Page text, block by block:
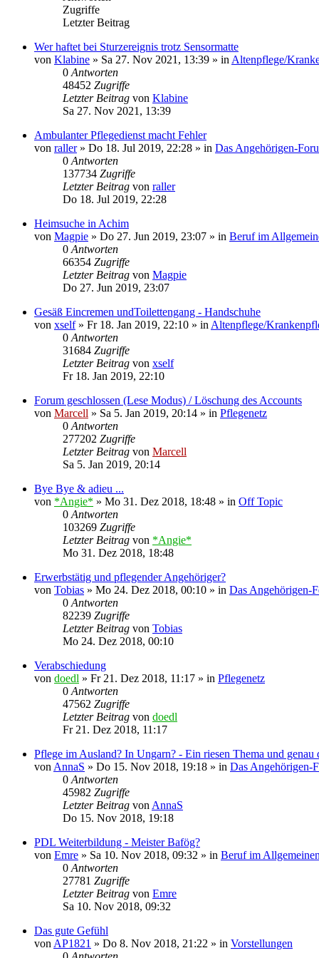
Zugriffe
Letzter Beitrag
Wer haftet bei Sturzereignis trotz Sensormatte
von Klabine » Sa 27. Nov 2021, 13:39 » in Altenpflege/
0 Antworten
48452 Zugriffe
Letzter Beitrag von Klabine
Sa 27. Nov 2021, 13:39
Ambulanter Pflegedienst macht Fehler
von raller» Do 18. Jul 2019, 22:28 » in Das Angehörigen-
0 Antworten
137734 Zugriffe
Letzter Beitrag von raller
Do 18. Jul 2019, 22:28
Heimsuche in Achim
von Magpie » Do 27. Jun 2019, 23:07 » in Beruf im
0 Antworten
66354 Zugriffe
Letzter Beitrag von Magpie
Do 27. Jun 2019, 23:07
Gesäß Eincremen undToilettengang - Handschuhe
von xself» Fr 18. Jan 2019, 22:10 » in Altenpflege/
0 Antworten
31684 Zugriffe
Letzter Beitrag von xself
Fr 18. Jan 2019, 22:10
Forum geschlossen (Lese Modus) / Löschung des Accounts
von Marcell » Sa 5. Jan 2019, 20:14 » in Pflegenetz
0 Antworten
277202 Zugriffe
Letzter Beitrag von Marcell
Sa 5. Jan 2019, 20:14
Bye Bye & adieu ...
von *Angie* » Mo 31. Dez 2018, 18:48 » in Off Topic
0 Antworten
103269 Zugriffe
Letzter Beitrag von *Angie*
Mo 31. Dez 2018, 18:48
Erwerbstätig und pflegender Angehöriger?
von Tobias » Mo 24. Dez 2018, 00:10 » in Das Angehörigen-
0 Antworten
82239 Zugriffe
Letzter Beitrag von Tobias
Mo 24. Dez 2018, 00:10
Verabschiedung
von doedl » Fr 21. Dez 2018, 11:17 » in Pflegenetz
0 Antworten
47562 Zugriffe
Letzter Beitrag von doedl
Fr 21. Dez 2018, 11:17
Pflege im Ausland? In Ungarn? - Ein riesen Thema und
von AnnaS » Do 15. Nov 2018, 19:18 » in Das Angehörigen-
0 Antworten
45982 Zugriffe
Letzter Beitrag von AnnaS
Do 15. Nov 2018, 19:18
PDL Weiterbildung - Meister Bafög?
von Emre » Sa 10. Nov 2018, 09:32 » in Beruf im Allgemeinen
0 Antworten
27781 Zugriffe
Letzter Beitrag von Emre
Sa 10. Nov 2018, 09:32
Das gute Gefühl
von AP1821 » Do 8. Nov 2018, 21:22 » in Vorstellungen